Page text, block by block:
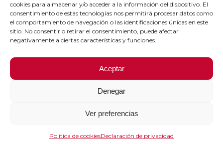
cookies para almacenar y/o acceder a la información del dispositivo. El
consentimiento de estas tecnologías nos permitirá procesar datos como
el comportamiento de navegación o las identificaciones únicas en este
sitio. No consentir o retirar el consentimiento, puede afectar
negativamente a ciertas características y funciones.
Aceptar
Denegar
Ver preferencias
Política de cookiesDeclaración de privacidad